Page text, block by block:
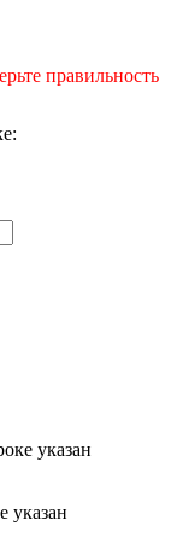
правильность
указан
указан